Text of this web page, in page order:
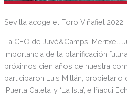
Sevilla acoge el Foro Viñafiel 2022
La CEO de Juvé&Camps, Meritxell
importancia de la planificación
próximos cien años de nuestra
participaron Luis Millán, propietario
‘Puerta Caleta’ y ‘La Isla’, e Iñaqui